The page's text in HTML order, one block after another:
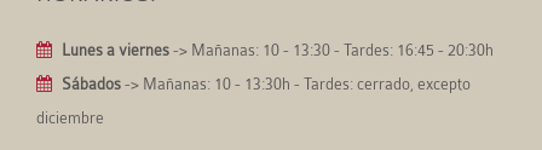
Lunes a viernes -> Mañanas: 10 - 13:30 - Tardes: 16:45 - 20:30h
Sábados -> Mañanas: 10 - 13:30h - Tardes: cerrado, excepto
diciembre